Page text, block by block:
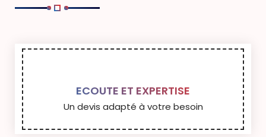
ECOUTE ET EXPERTISE
Un devis adapté à votre besoin